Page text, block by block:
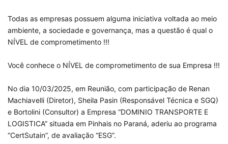
Todas as empresas possuem alguma iniciativa voltada ao meio
ambiente, a sociedade e governança, mas a questão é qual o
NÍVEL de comprometimento !!!
Você conhece o NÍVEL de comprometimento de sua Empresa !!!
No dia 10/03/2025, em Reunião, com participação de Renan
Machiavelli (Diretor), Sheila Pasin (Responsável Técnica e SGQ)
e Bortolini (Consultor) a Empresa “DOMINIO TRANSPORTE E
LOGISTICA” situada em Pinhais no Paraná, aderiu ao programa
“CertSutain”, de avaliação “ESG”.